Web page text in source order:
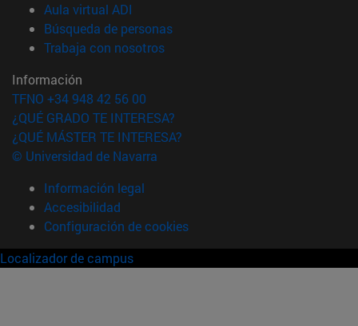
Aula virtual ADI
Búsqueda de personas(abre en nueva ventana)
Trabaja con nosotros(abre en nueva ventana)
Información
TFNO +34 948 42 56 00
¿QUÉ GRADO TE INTERESA?
¿QUÉ MÁSTER TE INTERESA?
© Universidad de Navarra
Información legal
Accesibilidad
Configuración de cookies
Localizador de campus